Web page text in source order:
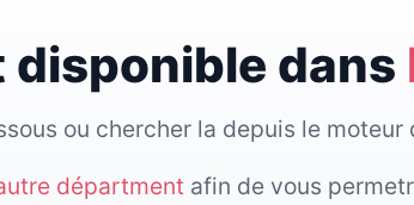
disponible dans
ou chercher la depuis le moteur
départment afin de vous